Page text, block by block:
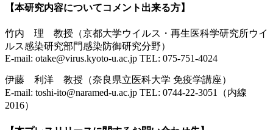
【本研究内容についてコメント出来る方】
竹内 理 教授（京都大学ウイルス・再生医科学研究所ウイ
ルス感染研究部門感染防御研究分野）
E-mail: otake@virus.kyoto-u.ac.jp TEL: 075-751-4024
伊藤 利洋 教授（奈良県立医科大学 免疫学講座）
E-mail: toshi-ito@naramed-u.ac.jp TEL: 0744-22-3051（内線
2016）